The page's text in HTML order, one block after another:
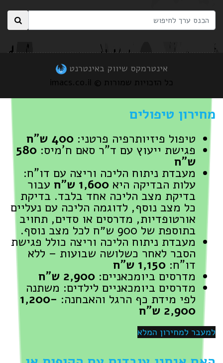
אינטרמקס שיווק באינטרנט
כל הזכויות שמורות © imacs.co.il
מחירון טיפולים
טיפול פיזיותרפיה פרטני: 400 ש"ח
פגישת ייעוץ עם ד"ר סאם ח'מיס: 580
ש"ח
מעבדת ניתוח הליכה וריצה עם דו"ח:
עלות הבדיקה היא 1,600 ש״ח עבור
בדיקת מצב הליכה אחד בלבד. בדיקת
כל מצב נוסף, לדוגמה הליכה עם נעליים
אורטופדיות, מדרסים או סדים, תחויב
בתוספת של 900 ש״ח לכל מצב נוסף.
מעבדת ניתוח הליכה וריצה כולל פגישת
הסבר לאחר כשלושה שבועות – ללא
דו"ח: 1,150 ש"ח
מדרסים ביומכאניים: 2,900 ש"ח
מדרסים ביומכאניים לילדים: משתנה
לפי מידת כף הרגל והאבחנה: 1,200-
2,900 ש"ח
למעבר למחירון המלא